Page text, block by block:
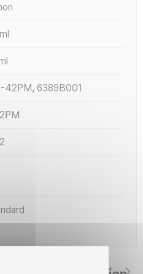
42PM, 6389B001